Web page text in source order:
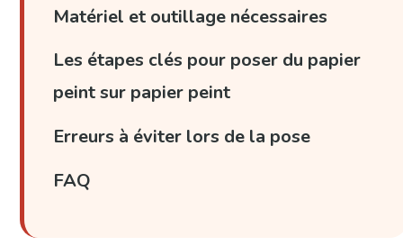
Matériel et outillage nécessaires
Les étapes clés pour poser du papier
peint sur papier peint
Erreurs à éviter lors de la pose
FAQ